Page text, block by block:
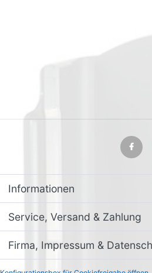
Informationen
Service, Versand & Zahlung
Firma, Impressum &